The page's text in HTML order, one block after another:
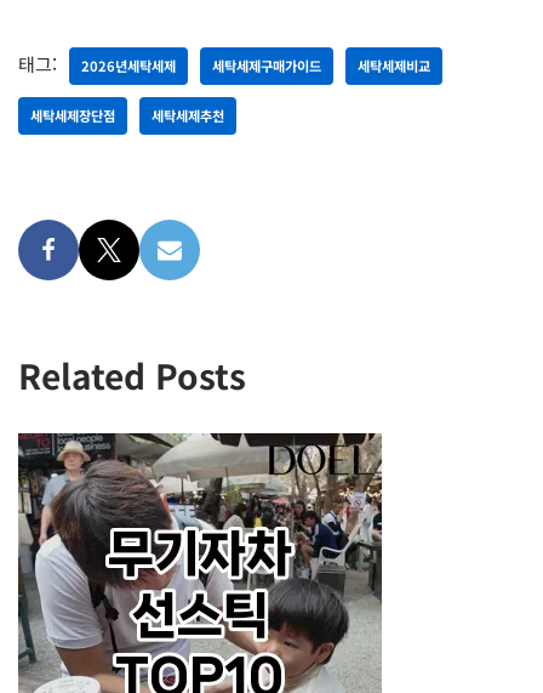
태그: 2026년세탁세제 세탁세제구매가이드 세탁세제비교
세탁세제장단점 세탁세제추천
Related Posts